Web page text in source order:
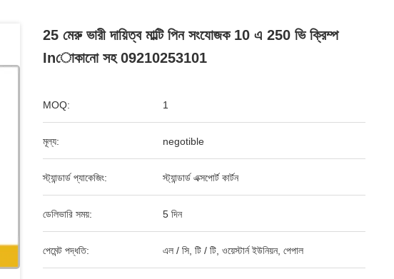
25 মেরু ভারী দায়িত্ব মাল্টি পিন সংযোজক 10 এ 250 ভি ক্রিম্প
Inোকানো সহ 09210253101
MOQ: 1
মূল্য: negotible
স্ট্যান্ডার্ড প্যাকেজিং: স্ট্যান্ডার্ড এক্সপোর্ট কার্টন
ডেলিভারি সময়: 5 দিন
পেমেন্ট পদ্ধতি: এল / সি, টি / টি, ওয়েস্টার্ন ইউনিয়ন, পেপাল